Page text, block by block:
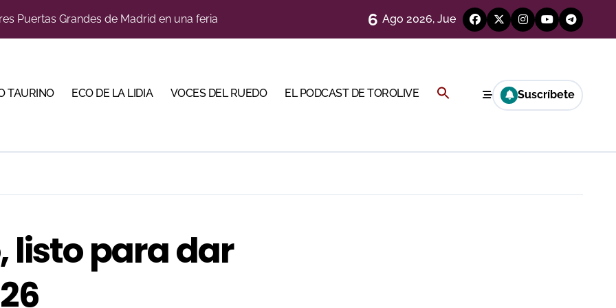
Puertas Grandes de Madrid en una feria de alto nivel
a Madrid en busca del premio que se le escapó en junio
idilio con el público en una Albahaca de máxima expectación
6 Ago 2026, Jue
TAURINO ECO DE LA LIDIA VOCES DEL RUEDO EL PODCAST DE TOROLIVE Buscar: Suscríbete
listo para dar